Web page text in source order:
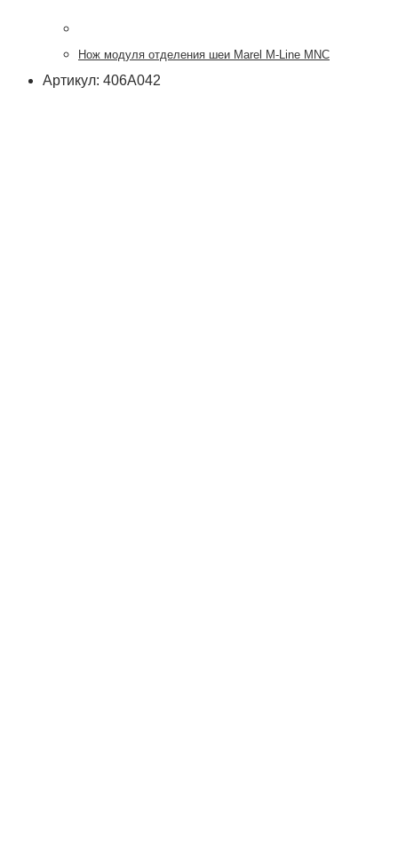
Нож модуля отделения шеи Marel M-Line MNC
Артикул: 406А042